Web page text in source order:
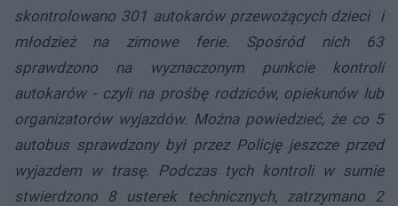
skontrolowano 301 autokarów przewożących dzieci i
młodzież na zimowe ferie. Spośród nich 63
sprawdzono na wyznaczonym punkcie kontroli
autokarów - czyli na prośbę rodziców, opiekunów lub
organizatorów wyjazdów. Można powiedzieć, że co 5
autobus sprawdzony był przez Policję jeszcze przed
wyjazdem w trasę. Podczas tych kontroli w sumie
stwierdzono 8 usterek technicznych, zatrzymano 2